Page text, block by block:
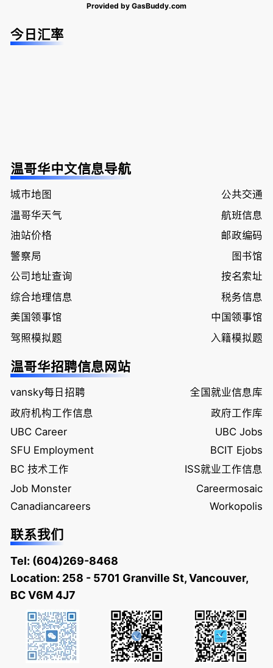
Provided by GasBuddy.com
今日汇率
温哥华中文信息导航
城市地图
公共交通
温哥华天气
航班信息
油站价格
邮政编码
警察局
图书馆
公司地址查询
按名索址
综合地理信息
税务信息
美国领事馆
中国领事馆
驾照模拟题
入籍模拟题
温哥华招聘信息网站
vansky每日招聘
全国就业信息库
政府机构工作信息
政府工作库
UBC Career
UBC Jobs
SFU Employment
BCIT Ejobs
BC 技术工作
ISS就业工作信息
Job Monster
Careermosaic
Canadiancareers
Workopolis
联系我们
Tel: (604)269-8468
Location: 258 - 5701 Granville St, Vancouver,
BC V6M 4J7